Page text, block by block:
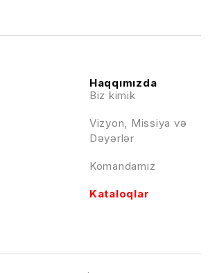
Haqqımızda
Biz kimik
Vizyon, Missiya və
Dəyərlər
Komandamız
Kataloqlar